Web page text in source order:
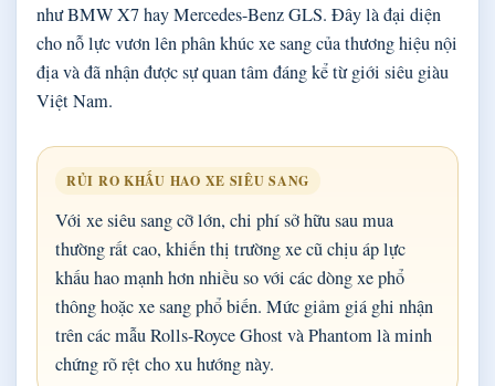
như BMW X7 hay Mercedes-Benz GLS. Đây là đại diện
cho nỗ lực vươn lên phân khúc xe sang của thương hiệu nội
địa và đã nhận được sự quan tâm đáng kể từ giới siêu giàu
Việt Nam.
RỦI RO KHẤU HAO XE SIÊU SANG
Với xe siêu sang cỡ lớn, chi phí sở hữu sau mua
thường rất cao, khiến thị trường xe cũ chịu áp lực
khấu hao mạnh hơn nhiều so với các dòng xe phổ
thông hoặc xe sang phổ biến. Mức giảm giá ghi nhận
trên các mẫu Rolls-Royce Ghost và Phantom là minh
chứng rõ rệt cho xu hướng này.